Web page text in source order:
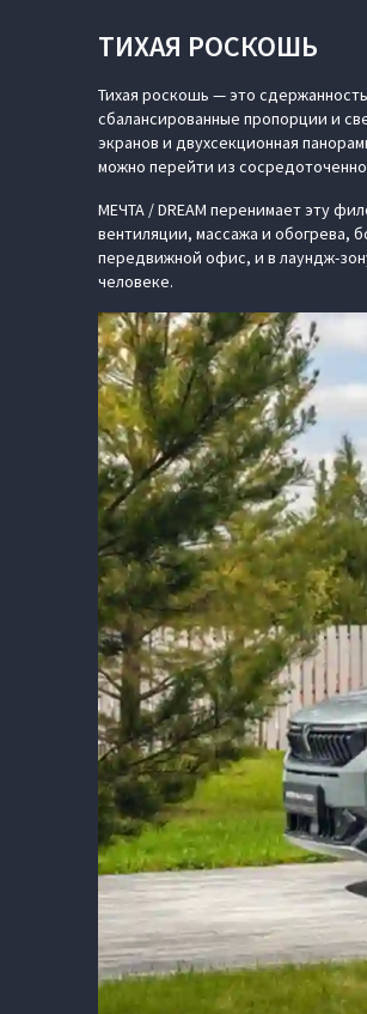
ТИХАЯ РОСКОШЬ
Тихая роскошь — это
сбалансированные пропорции и
экранов и двухсекционная
можно перейти из
МЕЧТА / DREAM перенимает эту
вентиляции, массажа и обогрева,
передвижной офис, и в лаундж-
человеке.